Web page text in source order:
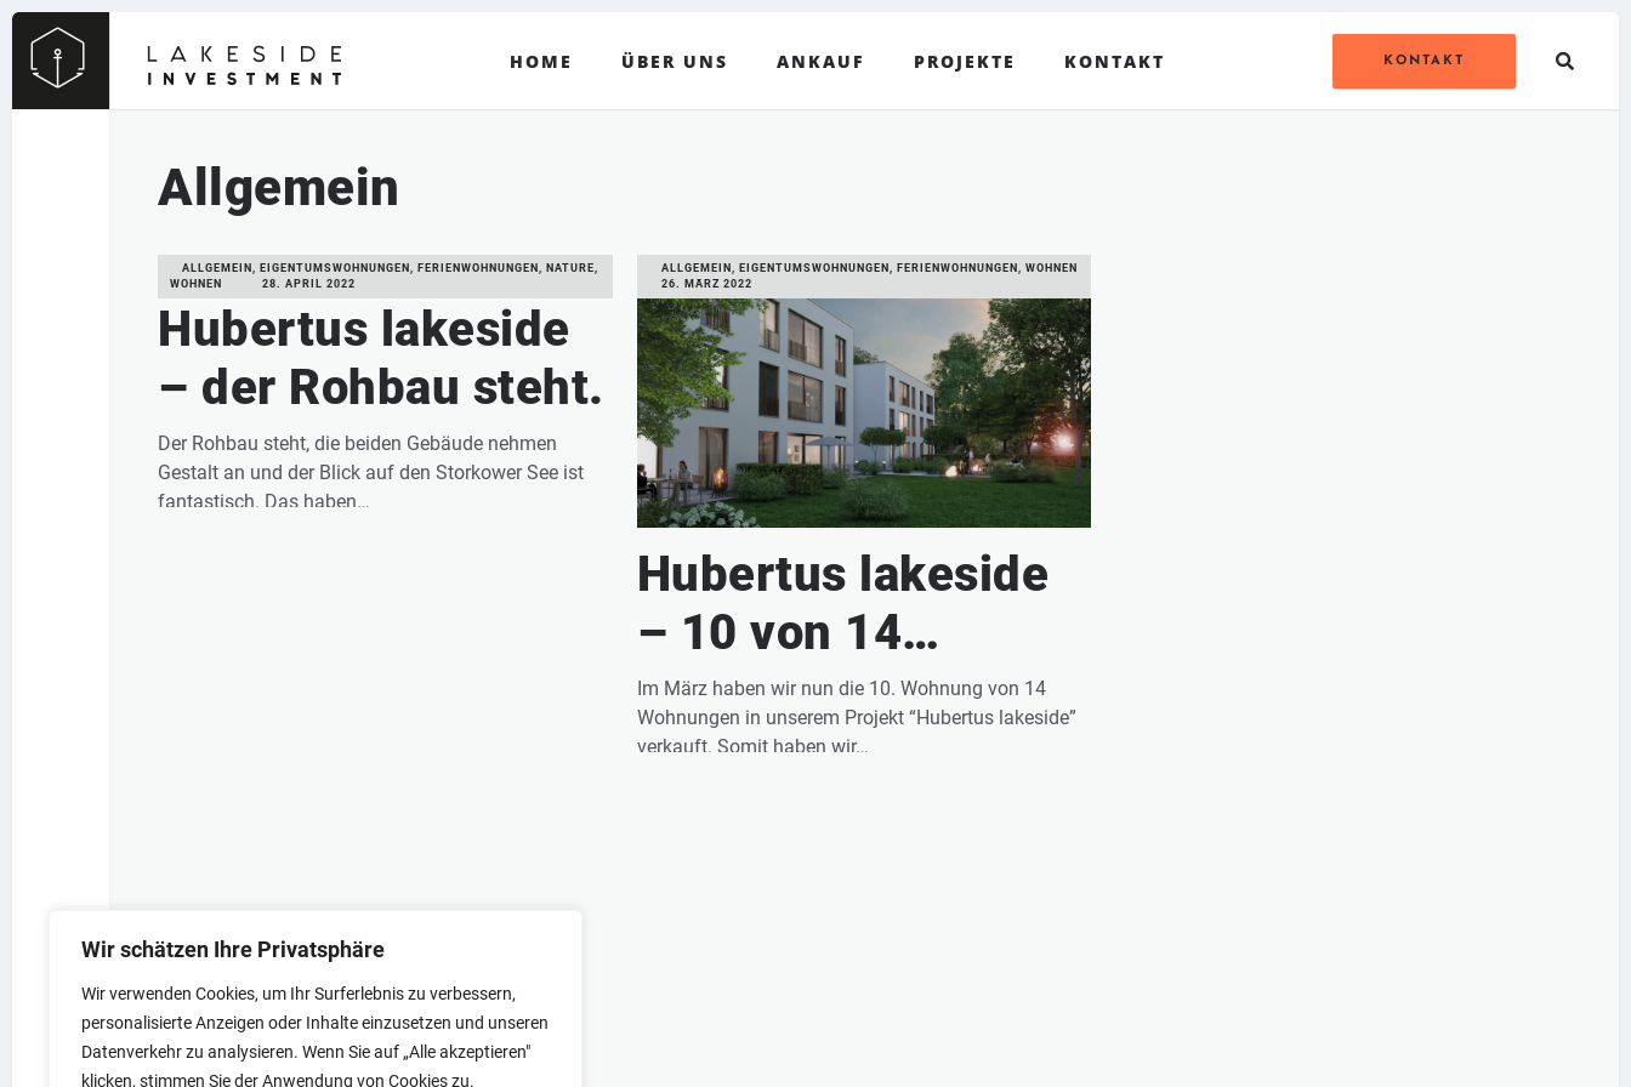
Wir schätzen Ihre Privatsphäre
Wir verwenden Cookies, um Ihr Surferlebnis zu verbessern,
personalisierte Anzeigen oder Inhalte einzusetzen und unseren
Datenverkehr zu analysieren. Wenn Sie auf „Alle akzeptieren"
klicken, stimmen Sie der Anwendung von Cookies zu.
HOME ÜBER UNS ANKAUF PROJEKTE KONTAKT KONTAKT
Allgemein
ALLGEMEIN, EIGENTUMSWOHNUNGEN, FERIENWOHNUNGEN, NATURE,
WOHNEN
28. APRIL 2022
Hubertus lakeside
– der Rohbau steht.
Der Rohbau steht, die beiden Gebäude nehmen
Gestalt an und der Blick auf den Storkower See ist
fantastisch. Das haben…
ALLGEMEIN, EIGENTUMSWOHNUNGEN, FERIENWOHNUNGEN, WOHNEN
26. MÄRZ 2022
Hubertus lakeside
– 10 von 14
Wohnungen
verkauft
Im März haben wir nun die 10. Wohnung von 14
Wohnungen in unserem Projekt “Hubertus lakeside”
verkauft. Somit haben wir…